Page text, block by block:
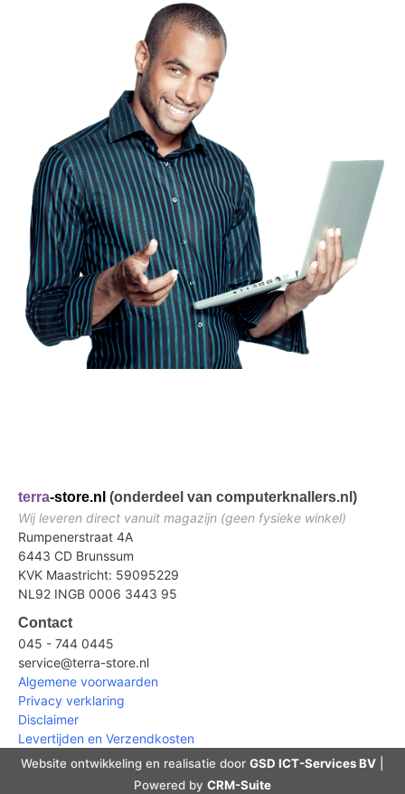
terra-store.nl (onderdeel van computerknallers.nl)
Wij leveren direct vanuit magazijn (geen fysieke winkel)
Rumpenerstraat 4A
6443 CD Brunssum
KVK Maastricht: 59095229
NL92 INGB 0006 3443 95
Contact
045 - 744 0445
service@terra-store.nl
Algemene voorwaarden
Privacy verklaring
Disclaimer
Levertijden en Verzendkosten
Website ontwikkeling en realisatie door GSD ICT-Services BV
Powered by CRM-Suite